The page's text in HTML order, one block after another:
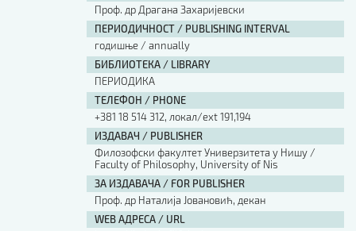
Проф. др Драгана Захаријевски
ПЕРИОДИЧНОСТ / PUBLISHING INTERVAL
годишње / annually
БИБЛИОТЕКА / LIBRARY
ПЕРИОДИКА
ТЕЛЕФОН / PHONE
+381 18 514 312, локал/ext 191,194
ИЗДАВАЧ / PUBLISHER
Филозофски факултет Универзитета у Нишу /
Faculty of Philosophy, University of Nis
ЗА ИЗДАВАЧА / FOR PUBLISHER
Проф. др Наталија Јовановић, декан
WEB АДРЕСА / URL